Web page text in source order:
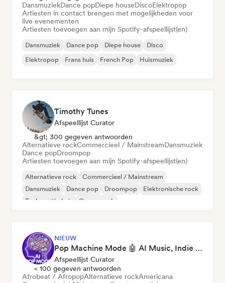
DansmuziekDance popDiepe houseDiscoElektropop
Artiesten in contact brengen met mogelijkheden voor
live evenementen
Artiesten toevoegen aan mijn Spotify-afspeellijst(en)
Dansmuziek Dance pop Diepe house
Disco
Elektropop
Frans huis French Pop Huismuziek
Timothy Tunes
Afspeellijst Curator
&gt; 300 gegeven antwoorden
Alternatieve rockCommercieel / MainstreamDansmuziek
Dance popDroompop
Artiesten toevoegen aan mijn Spotify-afspeellijst(en)
Alternatieve rock
Commercieel / Mainstream
Dansmuziek
Dance pop Droompop
Elektronische rock
Toekomstig huis
Garagerock
NIEUW
Pop Machine Mode 🤖 AI Music, Indie Pop & Dream Pop
Afspeellijst Curator
< 100 gegeven antwoorden
Afrobeat / AfropopAlternatieve rockAmericana